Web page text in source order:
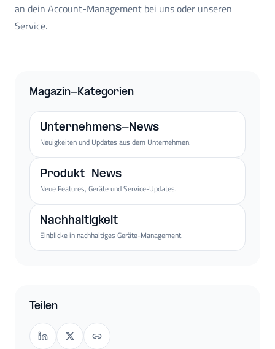
an dein Account-Management bei uns oder unseren
Service.
Magazin-Kategorien
Unternehmens-News
Neuigkeiten und Updates aus dem Unternehmen.
Produkt-News
Neue Features, Geräte und Service-Updates.
Nachhaltigkeit
Einblicke in nachhaltiges Geräte-Management.
Teilen